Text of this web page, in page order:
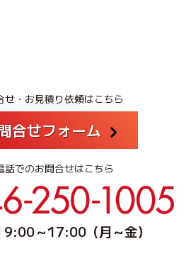
せ・お見積り依頼はこちら
合せフォーム
話でのお問合せはこちら
9:00～17:00（月～金）